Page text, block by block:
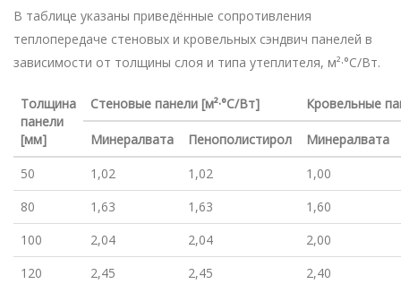
В таблице указаны приведённые сопротивления
теплопередаче стеновых и кровельных сэндвич панелей в
зависимости от толщины слоя и типа утеплителя, м²·°C/Вт.
Толщина
панели
[мм]
Стеновые панели [м²·°C/Вт] Кровельные
Минералвата Пенополистирол
Минералвата
50
1,02 1,02
1,00
80
1,63 1,63
1,60
100
2,04 2,04
2,00
120
2,45 2,45 2,40